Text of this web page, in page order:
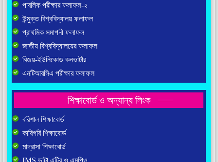
পাবলিক পরীক্ষার ফলাফল-২
উন্মুক্ত বিশ্ববিদ্যালয় ফলাফল
প্রাথমিক সমাপনী ফলাফল
জাতীয় বিশ্ববিদ্যালয়ের ফলাফল
বিজয়-ইউনিকোড কনভার্টার
এনটিআরসিএ পরীক্ষার ফলাফল
শিক্ষাবোর্ড ও অন্যান্য লিংক
বরিশাল শিক্ষাবোর্ড
কারিগরি শিক্ষাবোর্ড
মাদ্রাসা শিক্ষাবোর্ড